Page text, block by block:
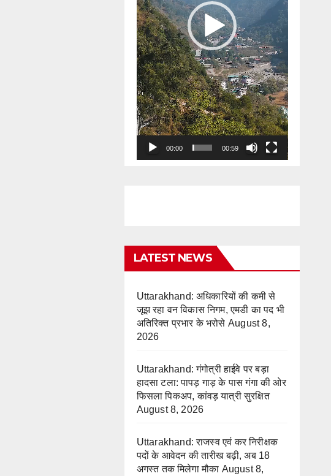
00:00 00:59
LATEST NEWS
Uttarakhand: अधिकारियों की कमी से
जूझ रहा वन विकास निगम, एमडी का पद भी
अतिरिक्त प्रभार के भरोसे August 8,
2026
Uttarakhand: गंगोत्री हाईवे पर बड़ा
हादसा टला: पापड़ गाड़ के पास गंगा की ओर
फिसला पिकअप, कांवड़ यात्री सुरक्षित
August 8, 2026
Uttarakhand: राजस्व एवं कर निरीक्षक
पदों के आवेदन की तारीख बढ़ी, अब 18
अगस्त तक मिलेगा मौका August 8,